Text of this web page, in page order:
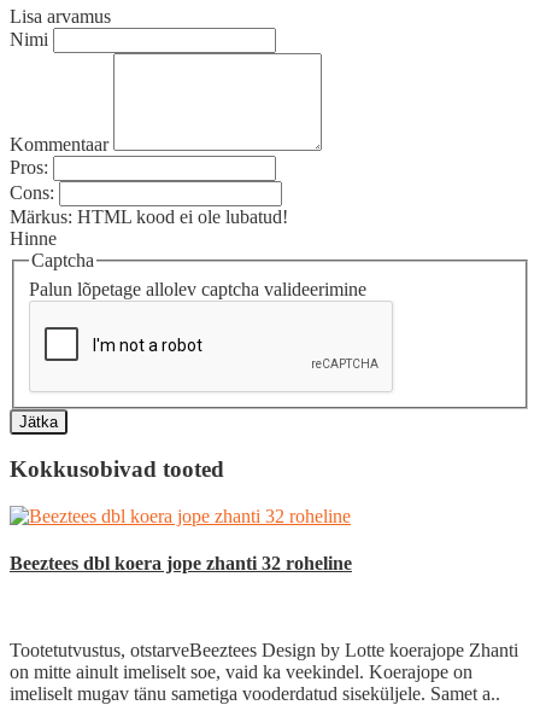
Lisa arvamus
Nimi
Kommentaar
Pros:
Cons:
Märkus: HTML kood ei ole lubatud!
Hinne
Captcha
Palun lõpetage allolev captcha valideerimine
Jätka
Kokkusobivad tooted
Beeztees dbl koera jope zhanti 32 roheline
Tootetutvustus, otstarveBeeztees Design by Lotte koerajope Zhanti
on mitte ainult imeliselt soe, vaid ka veekindel. Koerajope on
imeliselt mugav tänu sametiga vooderdatud siseküljele. Samet a..